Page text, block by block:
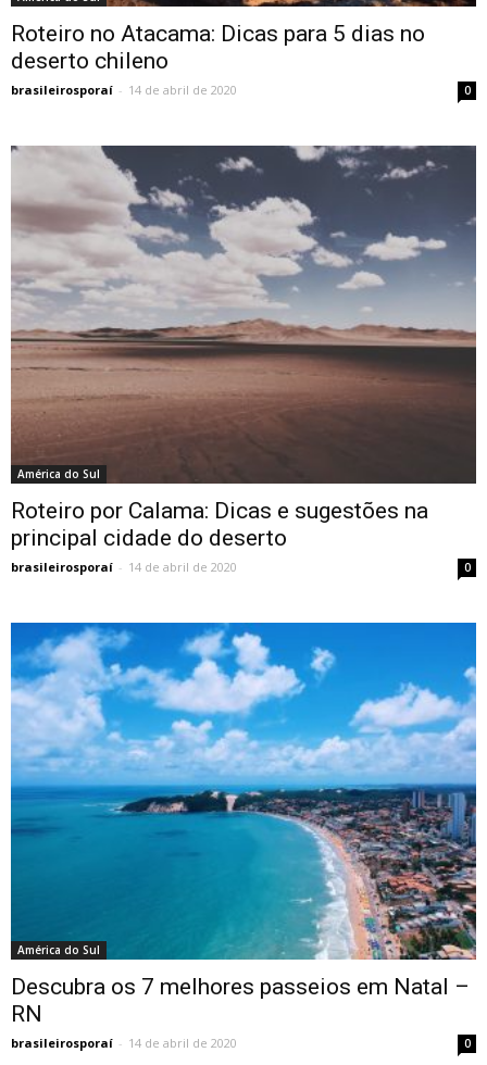
Roteiro no Atacama: Dicas para 5 dias no
deserto chileno
brasileirosporaí - 14 de abril de 2020 0
América do Sul
Roteiro por Calama: Dicas e sugestões na
principal cidade do deserto
brasileirosporaí - 14 de abril de 2020 0
América do Sul
Descubra os 7 melhores passeios em Natal –
RN
brasileirosporaí - 14 de abril de 2020 0